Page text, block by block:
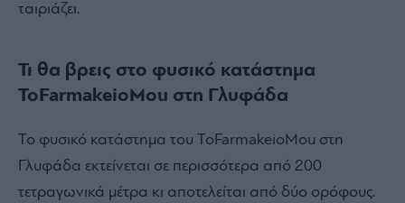
ταιριάζει.
Τι θα βρεις στο φυσικό κατάστημα
ToFarmakeioMou στη Γλυφάδα
Το φυσικό κατάστημα του ToFarmakeioMou στη
Γλυφάδα εκτείνεται σε περισσότερα από 200
τετραγωνικά μέτρα κι αποτελείται από δύο ορόφους.